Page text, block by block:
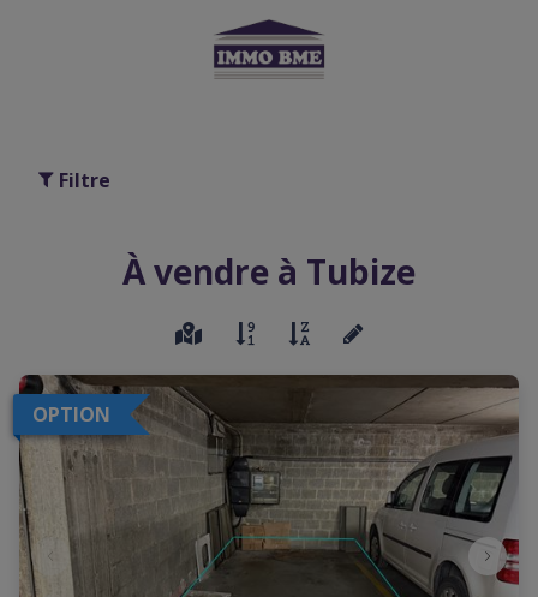
Filtre
À vendre à Tubize
OPTION